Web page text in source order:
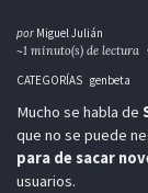
por Miguel Julián
~1 minuto(s) de lectura
CATEGORÍAS genbeta
Mucho se habla de
que no se puede
para de sacar
usuarios.